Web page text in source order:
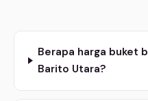
Berapa harga buket
Barito Utara?